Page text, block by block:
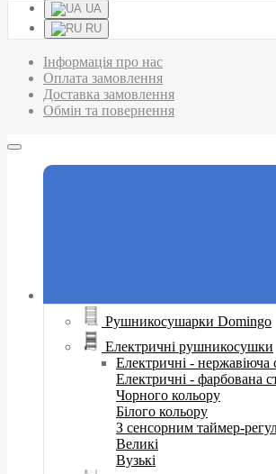
UA
RU
Інформація про нас
Оплата замовлення
Доставка замовлення
Обмін та повернення
Рушникосушарки Domingo
Електричні рушникосушки
Електричні - нержавіюча
Електричні - фарбована
Чорного кольору
Білого кольору
З сенсорним таймер-
Великі
Вузькі